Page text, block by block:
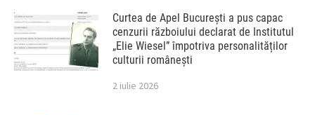
Curtea de Apel București a pus capac
cenzurii războiului declarat de Institutul
„Elie Wiesel” împotriva personalităților
culturii românești
2 iulie 2026